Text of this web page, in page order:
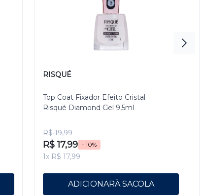
RISQUÉ
Top Coat Fixador Efeito Cristal
Risqué Diamond Gel 9,5ml
R$ 19,99
R$ 17,99 - 10%
1x R$ 17,99
ADICIONAR